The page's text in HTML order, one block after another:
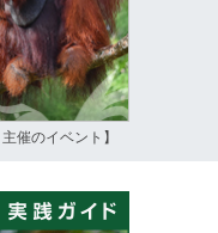
催のイベント】